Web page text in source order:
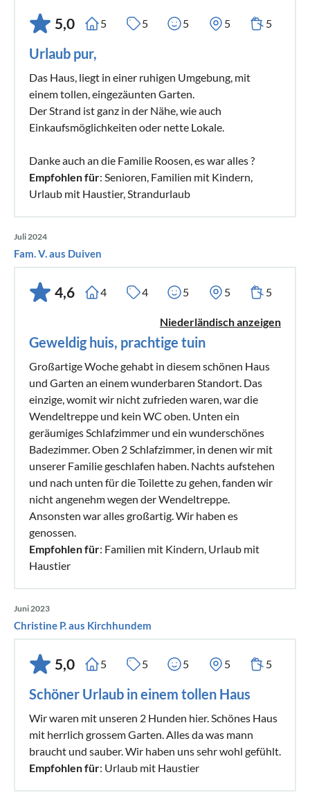
5,0 5 5 5 5 5
Urlaub pur,
Das Haus, liegt in einer ruhigen Umgebung, mit
einem tollen, eingezäunten Garten.
Der Strand ist ganz in der Nähe, wie auch
Einkaufsmöglichkeiten oder nette Lokale.
Danke auch an die Familie Roosen, es war alles ?
Empfohlen für: Senioren, Familien mit Kindern,
Urlaub mit Haustier, Strandurlaub
Juli 2024
Fam. V. aus Duiven
4,6 4 4 5 5 5
Niederländisch anzeigen
Geweldig huis, prachtige tuin
Großartige Woche gehabt in diesem schönen Haus
und Garten an einem wunderbaren Standort. Das
einzige, womit wir nicht zufrieden waren, war die
Wendeltreppe und kein WC oben. Unten ein
geräumiges Schlafzimmer und ein wunderschönes
Badezimmer. Oben 2 Schlafzimmer, in denen wir mit
unserer Familie geschlafen haben. Nachts aufstehen
und nach unten für die Toilette zu gehen, fanden wir
nicht angenehm wegen der Wendeltreppe.
Ansonsten war alles großartig. Wir haben es
genossen.
Empfohlen für: Familien mit Kindern, Urlaub mit
Haustier
Juni 2023
Christine P. aus Kirchhundem
5,0 5 5 5 5 5
Schöner Urlaub in einem tollen Haus
Wir waren mit unseren 2 Hunden hier. Schönes Haus
mit herrlich grossem Garten. Alles da was mann
braucht und sauber. Wir haben uns sehr wohl gefühlt.
Empfohlen für: Urlaub mit Haustier